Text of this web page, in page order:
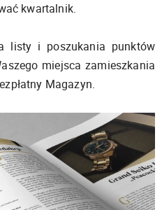
kwartalnik.
listy i poszukania punktów
miejsca zamieszkania
Magazyn.